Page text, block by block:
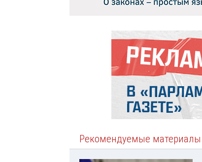
Рекомендуемые материалы